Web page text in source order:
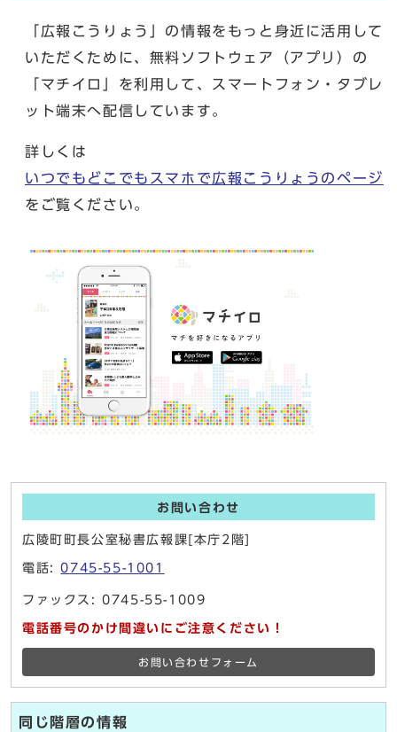
「広報こうりょう」の情報をもっと身近に活用して
いただくために、無料ソフトウェア（アプリ）の
「マチイロ」を利用して、スマートフォン・タブレ
ット端末へ配信しています。
詳しくは
いつでもどこでもスマホで広報こうりょうのページ
をご覧ください。
お問い合わせ
広陵町町長公室秘書広報課[本庁2階]
電話:0745-55-1001
ファックス: 0745-55-1009
電話番号のかけ間違いにご注意ください！
お問い合わせフォーム
同じ階層の情報